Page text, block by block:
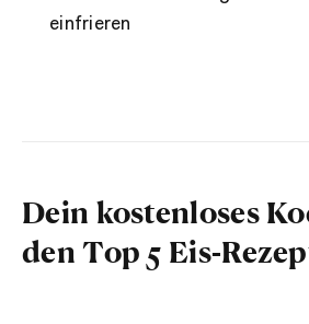
einfrieren
Dein kostenloses
den Top 5 Eis-